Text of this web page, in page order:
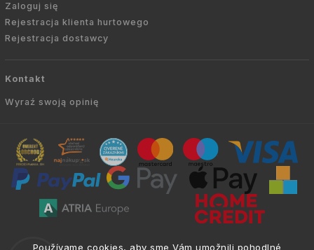
Používame cookies, aby sme Vám umožnili pohodlné
Zaloguj się
Rejestracja klienta hurtowego
Rejestracja dostawcy
Kontakt
Wyraź swoją opinię